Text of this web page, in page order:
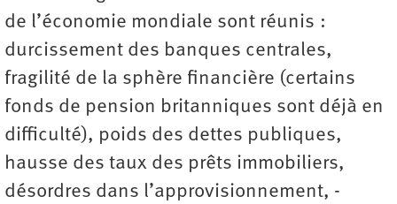
de l’économie mondiale sont réunis :
durcissement des banques centrales,
fragilité de la sphère financière (certains
fonds de pension britanniques sont déjà en
difficulté), poids des dettes publiques,
hausse des taux des prêts immobiliers,
désordres dans l’approvisionnement, ­